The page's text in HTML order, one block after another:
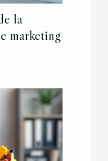
la
marketing